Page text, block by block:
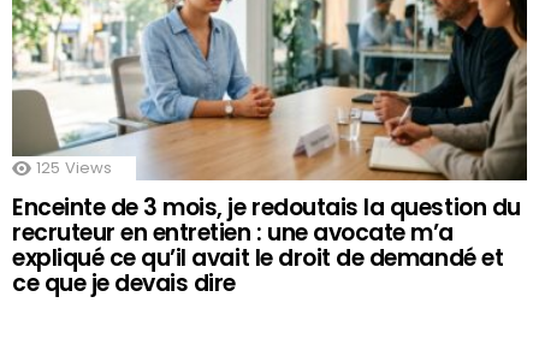
125 Views
Enceinte de 3 mois, je redoutais la question du
recruteur en entretien : une avocate m’a
expliqué ce qu’il avait le droit de demandé et
ce que je devais dire